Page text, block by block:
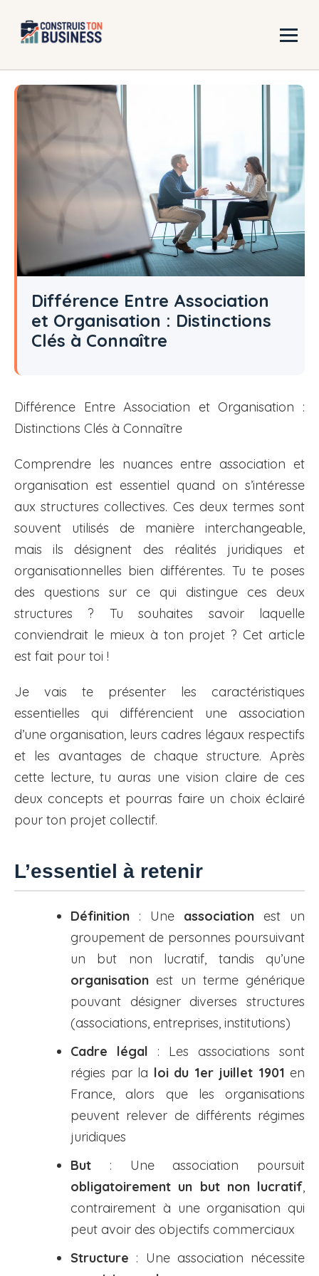
contenu
Différence Entre Association
et Organisation : Distinctions
Clés à Connaître
Différence Entre Association et Organisation :
Distinctions Clés à Connaître
Comprendre les nuances entre association et
organisation est essentiel quand on s’intéresse
aux structures collectives. Ces deux termes sont
souvent utilisés de manière interchangeable,
mais ils désignent des réalités juridiques et
organisationnelles bien différentes. Tu te poses
des questions sur ce qui distingue ces deux
structures ? Tu souhaites savoir laquelle
conviendrait le mieux à ton projet ? Cet article
est fait pour toi !
Je vais te présenter les caractéristiques
essentielles qui différencient une association
d’une organisation, leurs cadres légaux respectifs
et les avantages de chaque structure. Après
cette lecture, tu auras une vision claire de ces
deux concepts et pourras faire un choix éclairé
pour ton projet collectif.
L’essentiel à retenir
Définition : Une association est un
groupement de personnes poursuivant
un but non lucratif, tandis qu’une
organisation est un terme générique
pouvant désigner diverses structures
(associations, entreprises, institutions)
Cadre légal : Les associations sont
régies par la loi du 1er juillet 1901 en
France, alors que les organisations
peuvent relever de différents régimes
juridiques
But : Une association poursuit
obligatoirement un but non lucratif,
contrairement à une organisation qui
peut avoir des objectifs commerciaux
Structure : Une association nécessite